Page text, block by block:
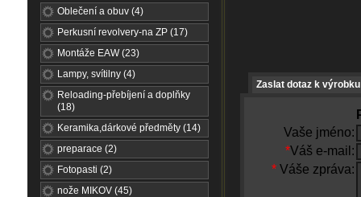
Oblečení a obuv (4)
Perkusní revolvery-na ZP (17)
Montáže EAW (23)
Lampy, svítilny (4)
Reloading-přebíjení a doplňky
(18)
Keramika,dárkové předměty (14)
preparace (2)
Fotopasti (2)
nože MIKOV (45)
Zaslat dotaz k výrobku
Vaše jméno:
*Váš e-mail:
* Váše zpráva: